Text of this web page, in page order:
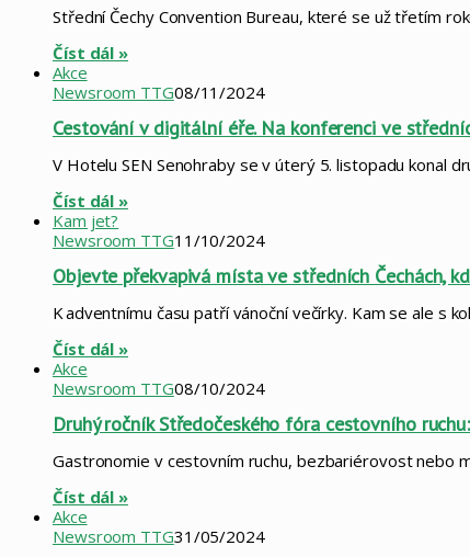
Střední Čechy Convention Bureau, které se už třetím
Číst dál »
Akce
Newsroom TTG08/11/2024
Cestování v digitální éře. Na konferenci ve
V Hotelu SEN Senohraby se v úterý 5. listopadu konal
Číst dál »
Kam jet?
Newsroom TTG11/10/2024
Objevte překvapivá místa ve středních Čechách,
K adventnímu času patří vánoční večírky. Kam se ale s
Číst dál »
Akce
Newsroom TTG08/10/2024
Druhý ročník Středočeského fóra cestovního
Gastronomie v cestovním ruchu, bezbariérovost nebo
Číst dál »
Akce
Newsroom TTG31/05/2024